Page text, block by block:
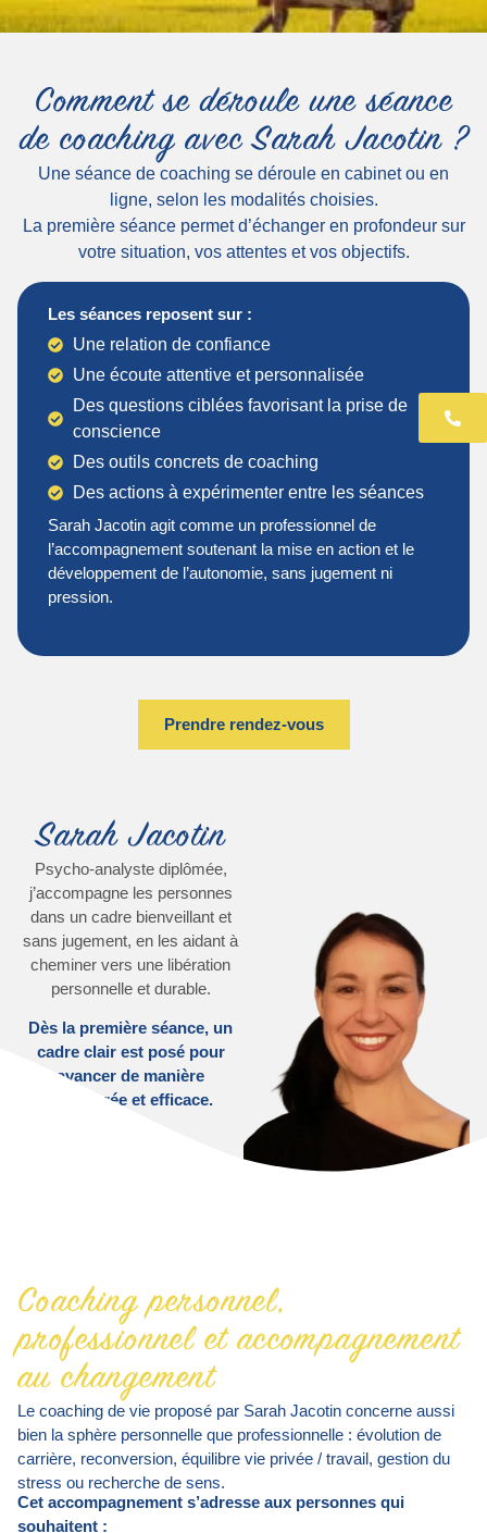
Comment se déroule une séance
de coaching avec Sarah Jacotin ?
Une séance de coaching se déroule en cabinet ou en
ligne, selon les modalités choisies.
La première séance permet d’échanger en profondeur sur
votre situation, vos attentes et vos objectifs.
Les séances reposent sur :
Une relation de confiance
Une écoute attentive et personnalisée
Des questions ciblées favorisant la prise de
conscience
Des outils concrets de coaching
Des actions à expérimenter entre les séances
Sarah Jacotin agit comme un professionnel de
l’accompagnement soutenant la mise en action et le
développement de l’autonomie, sans jugement ni
pression.
Prendre rendez-vous
Sarah Jacotin
Psycho-analyste diplômée,
j’accompagne les personnes
dans un cadre bienveillant et
sans jugement, en les aidant à
cheminer vers une libération
personnelle et durable.
Dès la première séance, un
cadre clair est posé pour
avancer de manière
structurée et efficace.
Coaching personnel,
professionnel et accompagnement
au changement
Le coaching de vie proposé par Sarah Jacotin concerne aussi
bien la sphère personnelle que professionnelle : évolution de
carrière, reconversion, équilibre vie privée / travail, gestion du
stress ou recherche de sens.
Cet accompagnement s’adresse aux personnes qui
souhaitent :